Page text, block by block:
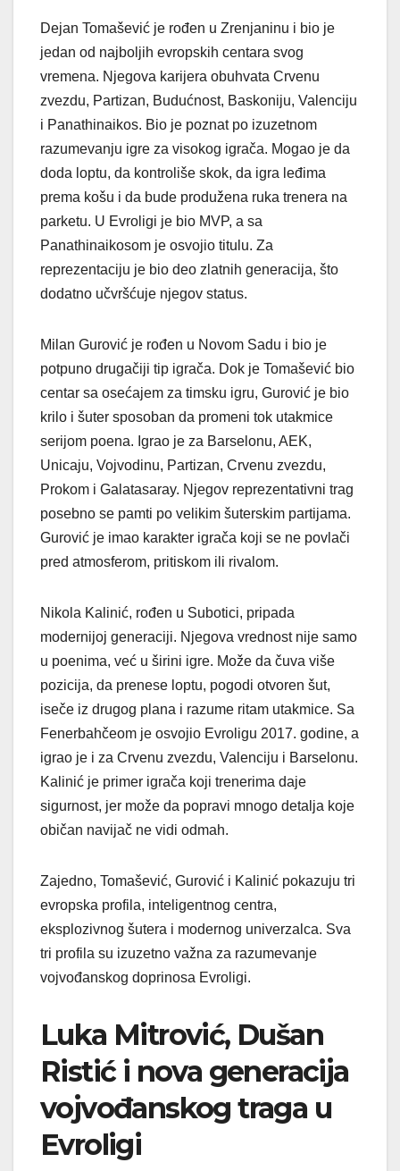
Dejan Tomašević je rođen u Zrenjaninu i bio je
jedan od najboljih evropskih centara svog
vremena. Njegova karijera obuhvata Crvenu
zvezdu, Partizan, Budućnost, Baskoniju, Valenciju
i Panathinaikos. Bio je poznat po izuzetnom
razumevanju igre za visokog igrača. Mogao je da
doda loptu, da kontroliše skok, da igra leđima
prema košu i da bude produžena ruka trenera na
parketu. U Evroligi je bio MVP, a sa
Panathinaikosom je osvojio titulu. Za
reprezentaciju je bio deo zlatnih generacija, što
dodatno učvršćuje njegov status.
Milan Gurović je rođen u Novom Sadu i bio je
potpuno drugačiji tip igrača. Dok je Tomašević bio
centar sa osećajem za timsku igru, Gurović je bio
krilo i šuter sposoban da promeni tok utakmice
serijom poena. Igrao je za Barselonu, AEK,
Unicaju, Vojvodinu, Partizan, Crvenu zvezdu,
Prokom i Galatasaray. Njegov reprezentativni trag
posebno se pamti po velikim šuterskim partijama.
Gurović je imao karakter igrača koji se ne povlači
pred atmosferom, pritiskom ili rivalom.
Nikola Kalinić, rođen u Subotici, pripada
modernijoj generaciji. Njegova vrednost nije samo
u poenima, već u širini igre. Može da čuva više
pozicija, da prenese loptu, pogodi otvoren šut,
iseče iz drugog plana i razume ritam utakmice. Sa
Fenerbahčeom je osvojio Evroligu 2017. godine, a
igrao je i za Crvenu zvezdu, Valenciju i Barselonu.
Kalinić je primer igrača koji trenerima daje
sigurnost, jer može da popravi mnogo detalja koje
običan navijač ne vidi odmah.
Zajedno, Tomašević, Gurović i Kalinić pokazuju tri
evropska profila, inteligentnog centra,
eksplozivnog šutera i modernog univerzalca. Sva
tri profila su izuzetno važna za razumevanje
vojvođanskog doprinosa Evroligi.
Luka Mitrović, Dušan
Ristić i nova generacija
vojvođanskog traga u
Evroligi